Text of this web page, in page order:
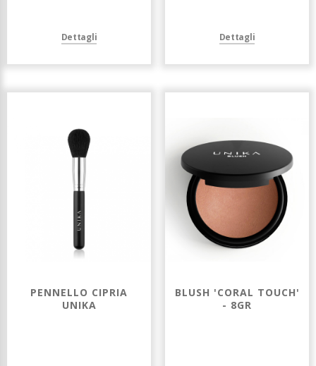
Dettagli Dettagli
PENNELLO CIPRIA
UNIKA
BLUSH 'CORAL TOUCH'
- 8GR